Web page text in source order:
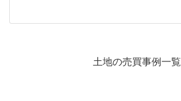
土地の売買事例一覧